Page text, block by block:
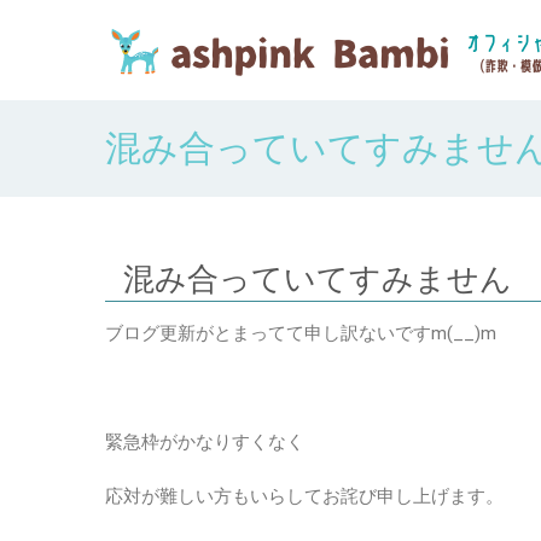
混み合っていてすみませ
混み合っていてすみません
ブログ更新がとまってて申し訳ないですm(__)m
緊急枠がかなりすくなく
応対が難しい方もいらしてお詫び申し上げます。